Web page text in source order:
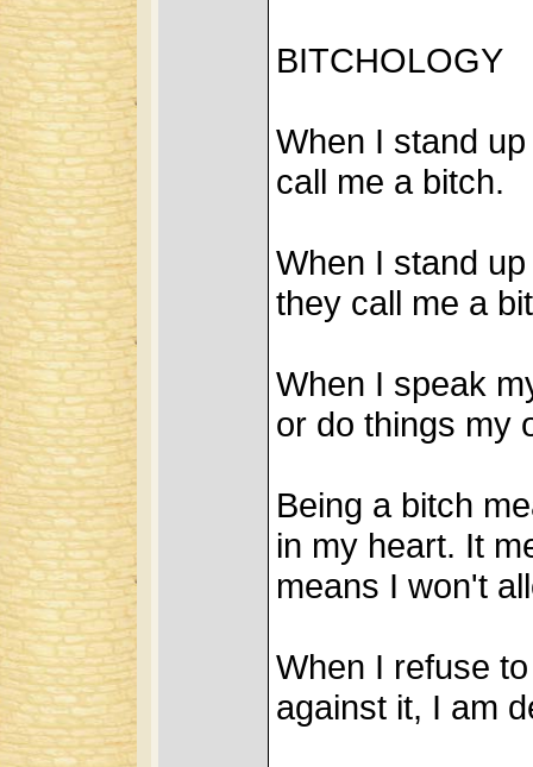
BITCHOLOGY
When I stand
call me a bitch.
When I stand
they call me a
When I speak
or do things my
Being a bitch
in my heart. It
means I won't
When I refuse
against it, I am